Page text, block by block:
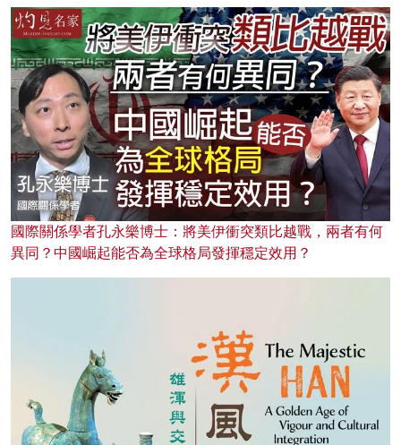
國際關係學者孔永樂博士：將美伊衝突類比越戰，兩者有何
異同？中國崛起能否為全球格局發揮穩定效用？